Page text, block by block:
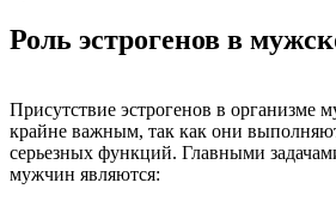
Роль эстрогенов в
Присутствие эстрогенов в организме
крайне важным, так как они
серьезных функций. Главными
мужчин являются: